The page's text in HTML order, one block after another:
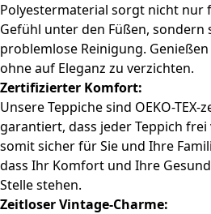
Polyestermaterial sorgt nicht nur
Gefühl unter den Füßen,
problemlose Reinigung.
ohne auf Eleganz zu verzichten.
Zertifizierter Komfort:
Unsere Teppiche sind OEKO-TEX-
garantiert, dass jeder Teppich
somit sicher für Sie und Ihre
dass Ihr Komfort und Ihre
Stelle stehen.
Zeitloser Vintage-Charme: